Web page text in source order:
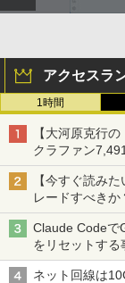
アクセスラ
1時間
【大河原克行
クラファン
の静音化を追求
【今すぐ読み
レードすべき
Watch
Claude Codeで
をリセットする
ネット回線は